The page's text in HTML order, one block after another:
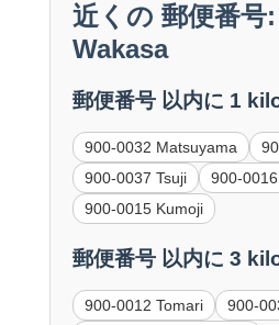
近くの 郵便番号
Wakasa
郵便番号 以内に 1
900-0032 Matsuyama
900-0037 Tsuji
900-
900-0015 Kumoji
郵便番号 以内に 3
900-0012 Tomari
900-